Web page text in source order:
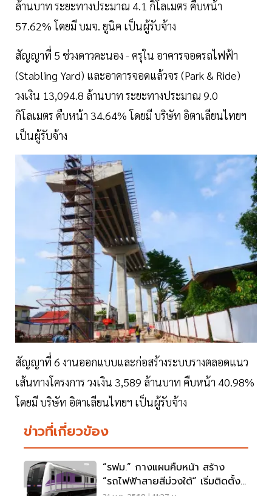
ล้านบาท ระยะทางประมาณ 4.1 กิโลเมตร คืบหน้า
57.62% โดยมี บมจ. ยูนิค เป็นผู้รับจ้าง
สัญญาที่ 5 ช่วงดาวคะนอง - ครุใน อาคารจอดรถไฟฟ้า
(Stabling Yard) และอาคารจอดแล้วจร (Park & Ride)
วงเงิน 13,094.8 ล้านบาท ระยะทางประมาณ 9.0
กิโลเมตร คืบหน้า 34.64% โดยมี บริษัท อิตาเลียนไทยฯ
เป็นผู้รับจ้าง
สัญญาที่ 6 งานออกแบบและก่อสร้างระบบรางตลอดแนว
เส้นทางโครงการ วงเงิน 3,589 ล้านบาท คืบหน้า 40.98%
โดยมี บริษัท อิตาเลียนไทยฯ เป็นผู้รับจ้าง
ข่าวที่เกี่ยวข้อง
“รฟม.” กางแผนคืบหน้า สร้าง
“รถไฟฟ้าสายสีม่วงใต้” เริ่มติดตั้ง